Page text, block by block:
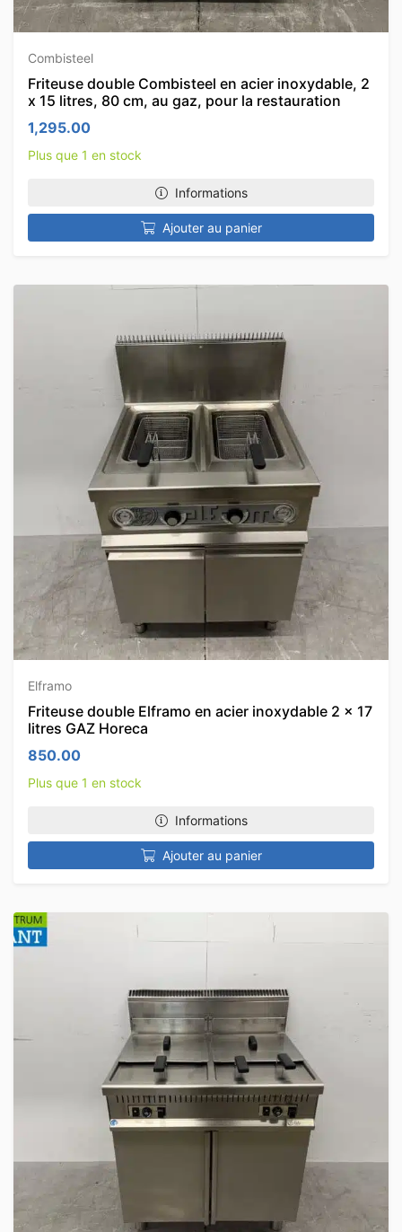
Combisteel
Friteuse double Combisteel en acier inoxydable, 2
x 15 litres, 80 cm, au gaz, pour la restauration
1,295.00
Plus que 1 en stock
Informations
Ajouter au panier
Elframo
Friteuse double Elframo en acier inoxydable 2 x 17
litres GAZ Horeca
850.00
Plus que 1 en stock
Informations
Ajouter au panier